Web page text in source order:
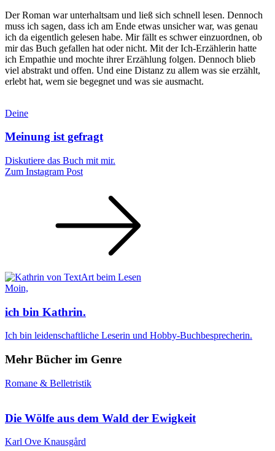
Der Roman war unterhaltsam und ließ sich schnell lesen. Dennoch
muss ich sagen, dass ich am Ende etwas unsicher war, was genau
ich da eigentlich gelesen habe. Mir fällt es schwer einzuordnen, ob
mir das Buch gefallen hat oder nicht. Mit der Ich-Erzählerin hatte
ich Empathie und mochte ihrer Erzählung folgen. Dennoch blieb
viel abstrakt und offen. Und eine Distanz zu allem was sie erzählt,
erlebt hat, wem sie begegnet und was sie ausmacht.
Deine
Meinung ist gefragt
Diskutiere das Buch mit mir.
Zum Instagram Post
Moin,
ich bin Kathrin.
Ich bin leidenschaftliche Leserin und Hobby-Buchbesprecherin.
Mehr Bücher im Genre
Romane & Belletristik
Die Wölfe aus dem Wald der Ewigkeit
Karl Ove Knausgård